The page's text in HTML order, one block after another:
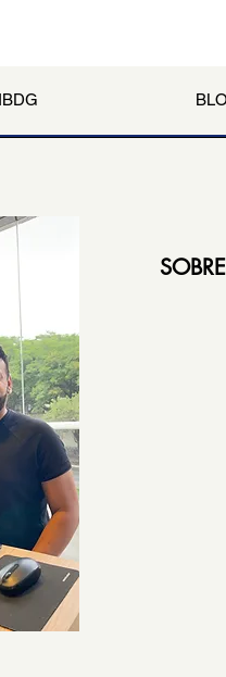
IBDG